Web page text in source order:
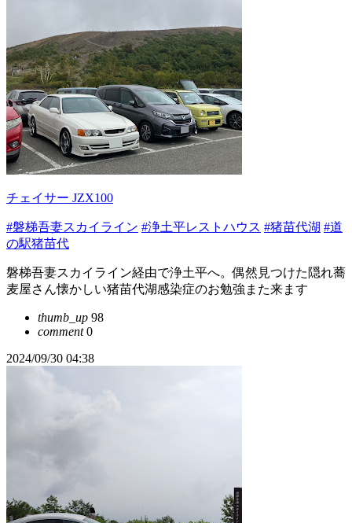
チェイサー JZX100
#磐梯吾妻スカイライン #浄土平レストハウス #猪苗代湖 #道
の駅猪苗代
磐梯吾妻スカイライン経由で浄土平へ。偶然見つけた隠れ蕎
麦屋さん懐かしい猪苗代湖感染症のお勉強また来ます
thumb_up 98
comment0
2024/09/30 04:38